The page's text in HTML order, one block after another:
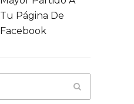
Tu Página De
Facebook